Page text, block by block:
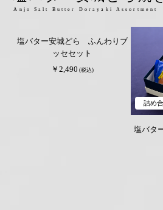
Anjo Salt Butter Dorayaki Assortment
塩バター安城どら ふんわりブ
ッセセット
￥2,490 (税込)
詰め
塩バタ